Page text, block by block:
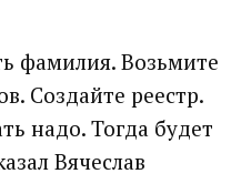
фамилия. Возьмите
Создайте реестр.
надо. Тогда будет
Вячеслав